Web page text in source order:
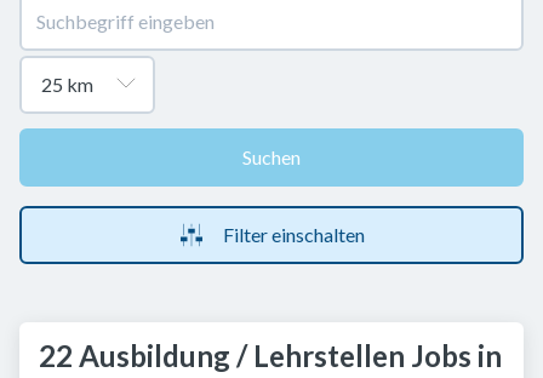
Suchen
Filter einschalten
22 Ausbildung / Lehrstellen Jobs in